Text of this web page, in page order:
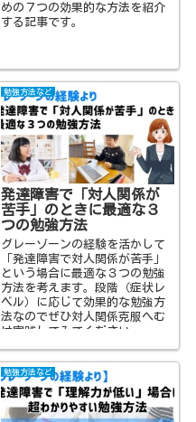
めの７つの効果的な方法を紹介
する記事です。
勉強方法など
発達障害で「対人関係が
苦手」のときに最適な３
つの勉強方法
グレーゾーンの経験を活かして
「発達障害で対人関係が苦手」
という場合に最適な３つの勉強
方法を考えます。段階（症状レ
ベル）に応じて効果的な勉強方
法なのでぜひ対人関係克服へむ
け実践してみてください。
勉強方法など